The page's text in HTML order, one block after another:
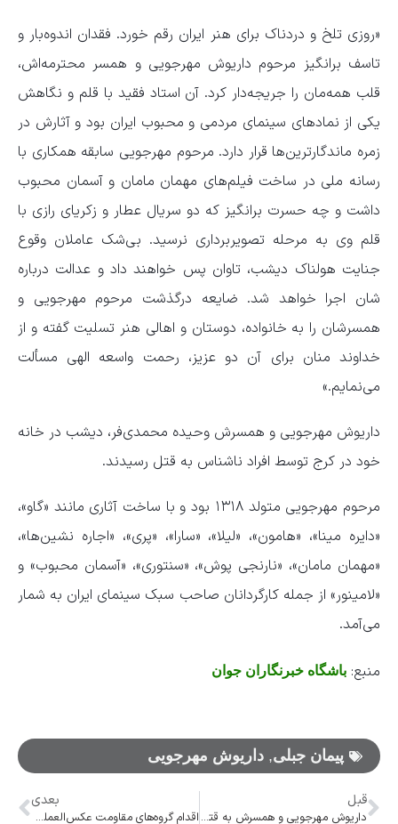
«روزی تلخ و دردناک برای هنر ایران رقم خورد. فقدان اندوه‌بار و
تاسف برانگیز مرحوم داریوش مهرجویی و همسر محترمه‌اش،
قلب همه‌مان را جریجه‌دار کرد. آن استاد فقید با قلم و نگاهش
یکی از نماد‌های سینمای مردمی و محبوب ایران بود و آثارش در
زمره ماندگارترین‌ها قرار دارد. مرحوم مهرجویی سابقه همکاری با
رسانه ملی در ساخت فیلم‌های مهمان مامان و آسمان محبوب
داشت و چه حسرت برانگیز که دو سریال عطار و زکریای رازی با
قلم وی به مرحله تصویربرداری نرسید. بی‌شک عاملان وقوع
جنایت هولناک دیشب، تاوان پس خواهند داد و عدالت درباره
شان اجرا خواهد شد. ضایعه درگذشت مرحوم مهرجویی و
همسرشان را به خانواده، دوستان و اهالی هنر تسلیت گفته و از
خداوند منان برای آن دو عزیز، رحمت واسعه الهی مسألت
می‌نمایم.»
داریوش مهرجویی و همسرش وحیده محمدی‌فر، دیشب در خانه
خود در کرج توسط افراد ناشناس به قتل رسیدند.
مرحوم مهرجویی متولد ۱۳۱۸ بود و با ساخت آثاری مانند «گاو»،
«دایره مینا»، «هامون»، «لیلا»، «سارا»، «پری»، «اجاره نشین‌ها»،
«مهمان مامان»، «نارنجی پوش»، «سنتوری»، «آسمان محبوب» و
«لامینور» از جمله کارگردانان صاحب سبک سینمای ایران به شمار
می‌آمد.
منبع: باشگاه خبرنگاران جوان
پیمان جبلی, داریوش مهرجویی
قبل
داریوش مهرجویی و همسرش به قتل رسیدند
بعدی
اقدام گروه‌های مقاومت عکس‌العملی به هفت دهه کشتار، ظلم و بی‌عدالتی بود